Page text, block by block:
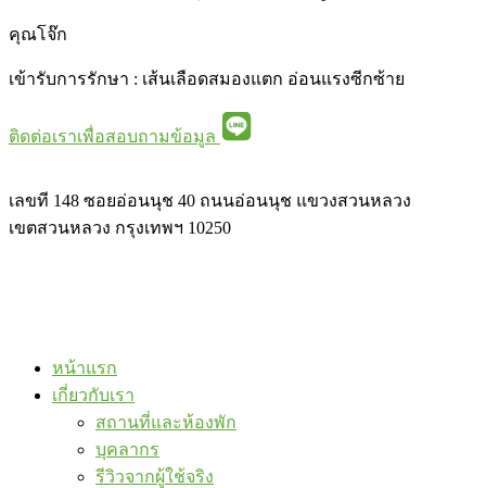
คุณโจ๊ก
เข้ารับการรักษา : เส้นเลือดสมองแตก อ่อนแรงซีกซ้าย
ติดต่อเราเพื่อสอบถามข้อมูล
เลขที 148 ซอยอ่อนนุช 40 ถนนอ่อนนุช แขวงสวนหลวง
เขตสวนหลวง กรุงเทพฯ 10250
หน้าแรก
เกี่ยวกับเรา
สถานที่และห้องพัก
บุคลากร
รีวิวจากผู้ใช้จริง